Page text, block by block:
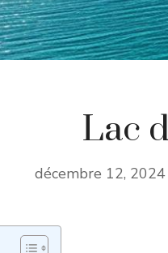
Lac
décembre 12, 2024